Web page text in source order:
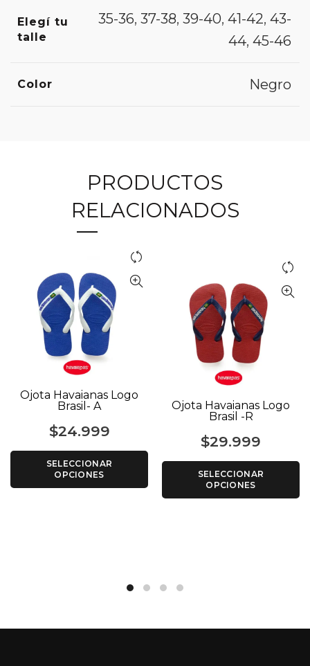
Elegí tu
talle
35-36, 37-38, 39-40, 41-42, 43-
44, 45-46
Color Negro
PRODUCTOS
RELACIONADOS
Ojota Havaianas Logo
Brasil- A
$24.999
SELECCIONAR
OPCIONES
Ojota Havaianas Logo
Brasil -R
$29.999
SELECCIONAR
OPCIONES